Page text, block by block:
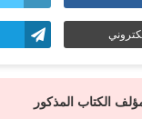
الكتاب المذكور